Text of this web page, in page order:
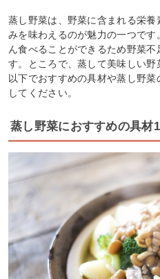
蒸し野菜は、野菜に含まれる栄
みを味わえるのが魅力の一つです
ん食べることができるため野菜
す。ところで、蒸して美味しい野
以下でおすすめの具材や蒸し野
してください。
蒸し野菜におすすめの具材